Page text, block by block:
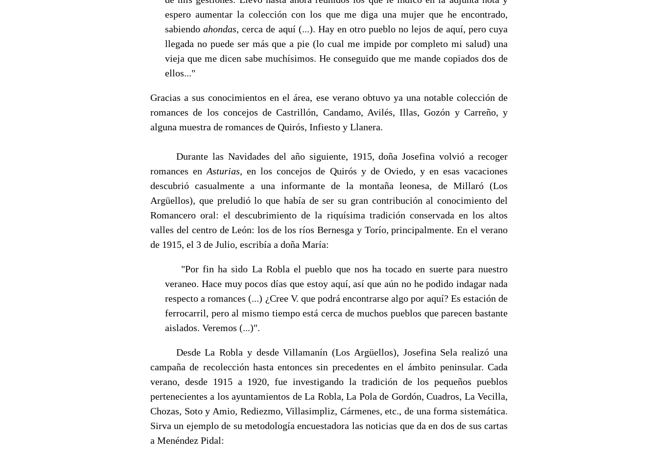
espero aumentar la colección con los que me diga una mujer que he encontrado,
sabiendoahondas,cerca de aquí (...). Hay en otro pueblo no lejos de aquí, pero cuya
llegada no puede ser más que a pie (lo cual me impide por completo mi salud) una
vieja que me dicen sabe muchísimos. He con­seguido que me mande copiados dos de
ellos..."
Gracias a sus conocimientos en el área, ese verano obtuvo ya una notable colección de
roman­ces de los concejos de Castrillón, Candamo, Avilés, Illas, Gozón y Carreño, y
alguna muestra de romances de Quirós, Infiesto y Llanera.
Durante las Navidades del año siguiente, 1915, doña Josefina volvió a recoger
romances enAsturias,en los concejos de Quirós y de Oviedo, y en esas vacaciones
descubrió casualmente a una informante de la montaña leonesa, de Millaró (Los
Argüellos), que preludió lo que había de ser su gran contribución al conocimiento del
Romancero oral: el descubrimiento de la ri­quísima tradición conservada en los altos
valles del centro de León: los de los ríos Bernesga y Torío, principalmente. En el verano
de 1915, el 3 de Julio, escribía a doña María:
"Por fin ha sido La Robla el pueblo que nos ha tocado en suerte para nuestro
veraneo. Hace muy pocos días que estoy aquí, así que aún no he podido indagar nada
respecto a romances (...) ¿Cree V. que podrá encontrarse algo por aquí? Es estación de
ferrocarril, pero al mismo tiempo está cerca de muchos pueblos que parecen bastante
aislados. Veremos (...)".
Desde La Robla y desde Villamanín (Los Argüellos), Josefina Sela realizó una
campaña de re­colección hasta entonces sin precedentes en el ámbito peninsular. Cada
verano, desde 1915 a 1920, fue investigando la tradición de los pequeños pueblos
pertenecientes a los ayuntamientos de La Robla, La Pola de Gordón, Cuadros, La Vecilla,
Chozas, Soto y Amio, Rediezmo, Villasimpliz, Cármenes, etc., de una forma sistemática.
Sirva un ejemplo de su metodología encuestadora las noticias que da en dos de sus cartas
a Menéndez Pidal: